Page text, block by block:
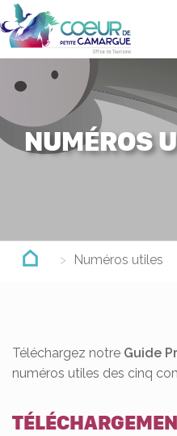
Aller
au
contenu
principal
NUMÉROS
Numéros utiles
Téléchargez notre Guide
numéros utiles des cinq